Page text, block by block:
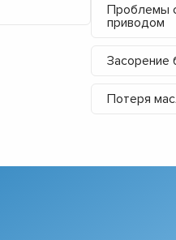
Проблемы
приводом
Засорение
Потеря
▼